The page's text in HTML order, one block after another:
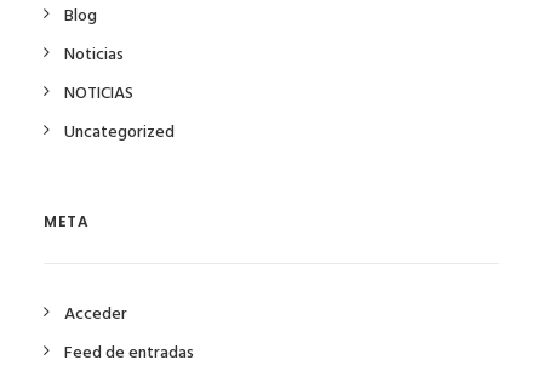
Blog
Noticias
NOTICIAS
Uncategorized
META
Acceder
Feed de entradas